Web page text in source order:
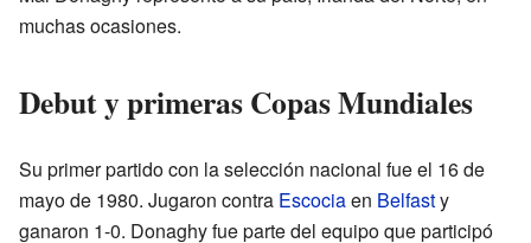
muchas ocasiones.
Debut y primeras Copas Mundiales
Su primer partido con la selección nacional fue el 16 de
mayo de 1980. Jugaron contra Escociaen Belfasty
ganaron 1-0. Donaghy fue parte del equipo que participó